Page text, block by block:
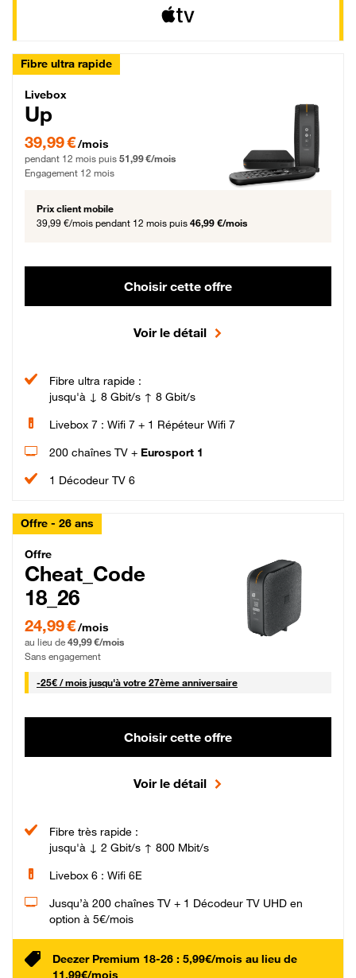
Fibre ultra rapide
Livebox Up Fibre
Livebox
Up
39,99 € par mois pendant 12 mois puis 51,99 € par mois, Engagement 12 mois
39,99 €/mois
pendant 12 mois puis 51,99 €/mois
Engagement 12 mois
Prix client mobile
39,99 €/mois pendant 12 mois puis 46,99 €/mois
Choisir cette offre
Voir le détail
Fibre ultra rapide :
jusqu'à ↓ 8 Gbit/s ↑ 8 Gbit/s
Livebox 7 : Wifi 7 + 1 Répéteur Wifi 7
200 chaînes TV + Eurosport 1
1 Décodeur TV 6
Offre - 26 ans
Cheat_Code Fibre_18_26
Offre
Cheat_Code
18_26
24,99 € par mois pendant 0 mois puis 49,99 € par mois, Sans engagement
24,99 €/mois
au lieu de 49,99 €/mois
Sans engagement
-25€ / mois25 € par mois
jusqu'à votre 27ème anniversaire
Choisir cette offre
Voir le détail
Fibre très rapide :
jusqu'à ↓ 2 Gbit/s ↑ 800 Mbit/s
Livebox 6 : Wifi 6E
Jusqu’à 200 chaînes TV + 1 Décodeur TV UHD en
option à 5€/mois
Deezer Premium 18-26 : 5,99€/mois au lieu de
11,99€/mois